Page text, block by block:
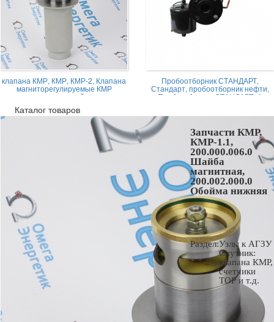
клапана КМР, КМР, КМР-2, Клапана
магниторегулируемые КМР
жидкостной
Пробоотборник СТАНДАРТ,
Стандарт, пробоотборник нефти,
Пробоотборник СТАНДАРТ -А
Каталог товаров
Запчасти КМР,
КМР-1.1,
200.000.006.0
Шайба
магнитная,
200.002.000.0
Обойма нижняя
Раздел:Узлы к АГЗУ
Спутник:
клапана КМР,
счетчики
ТОР и т.д.